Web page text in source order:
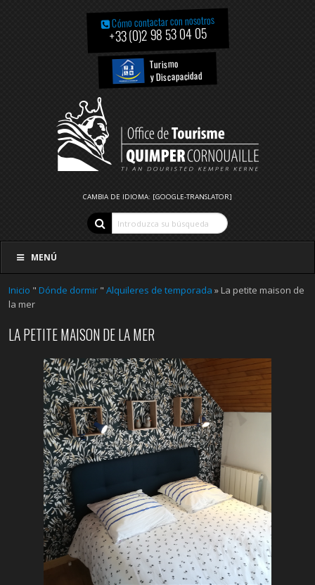
Cómo contactar con nosotros
+33 (0)2 98 53 04 05
Turismo
y Discapacidad
CAMBIA DE IDIOMA: [GOOGLE-TRANSLATOR]
MENÚ
Inicio "Dónde dormir "Alquileres de temporada » La petite maison de
la mer
LA PETITE MAISON DE LA MER